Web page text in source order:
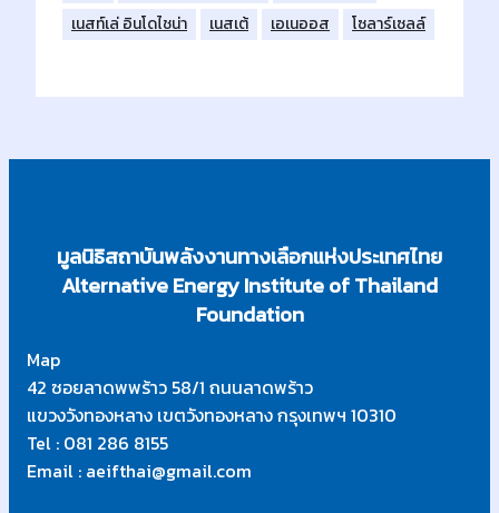
เนสท์เล่ อินโดไชน่า
เนสเต้ เอเนออส โซลาร์เซลล์
มูลนิธิสถาบันพลังงานทางเลือกแห่งประเทศไทย
Alternative Energy Institute of Thailand
Foundation
Map
42 ซอยลาดพพร้าว 58/1 ถนนลาดพร้าว
แขวงวังทองหลาง เขตวังทองหลาง กรุงเทพฯ 10310
Tel : 081 286 8155
Email : aeifthai@gmail.com